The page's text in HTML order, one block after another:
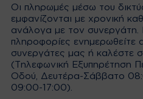
Οι πληρωμές μέσω του
εμφανίζονται με χρονική
ανάλογα με τον συνεργάτη.
πληροφορίες ενημερωθείτε
συνεργάτες μας ή καλέστε
(Τηλεφωνική Εξυπηρέτηση
Οδού, Δευτέρα-Σάββατο
09:00-17:00).